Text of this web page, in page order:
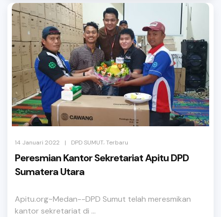
14 Januari 2022 | DPD SUMUT,Terbaru
Peresmian Kantor Sekretariat Apitu DPD
Sumatera Utara
Apitu.org~Medan--DPD Sumut telah meresmikan
kantor sekretariat di ...